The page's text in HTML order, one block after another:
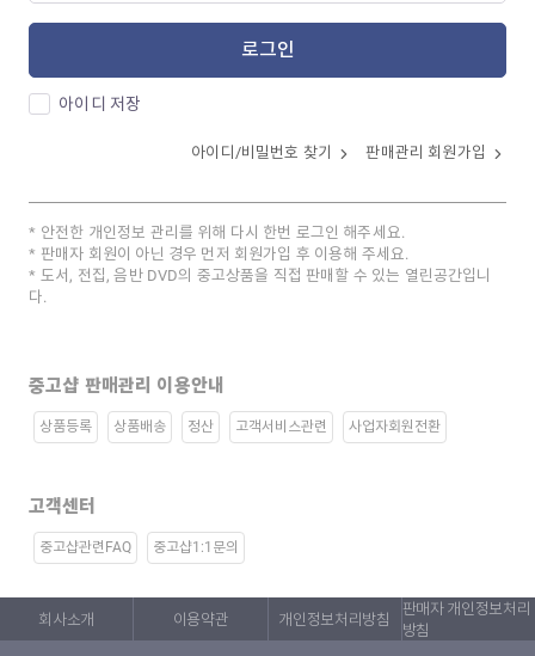
로그인
아이디 저장
아이디/비밀번호 찾기 판매관리 회원가입
안전한 개인정보 관리를 위해 다시 한번 로그인 해주세요.
판매자 회원이 아닌 경우 먼저 회원가입 후 이용해 주세요.
도서, 전집, 음반 DVD의 중고상품을 직접 판매할 수 있는 열린공간입니
다.
중고샵 판매관리 이용안내
상품등록 상품배송 정산 고객서비스관련 사업자회원전환
고객센터
중고샵관련FAQ 중고샵1:1문의
회사소개 이용약관 개인정보처리방침
판매자 개인정보처리
방침